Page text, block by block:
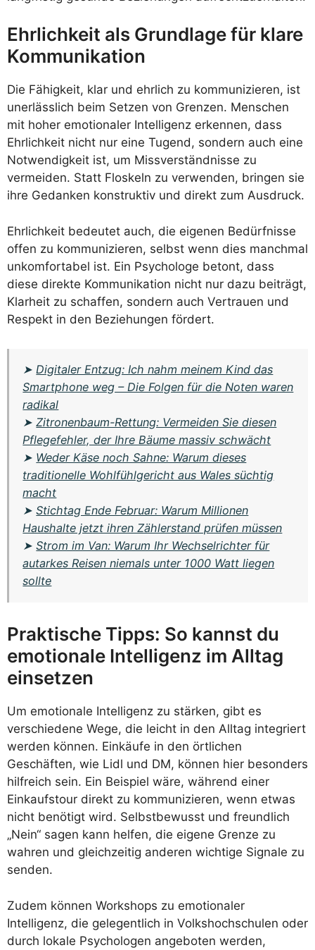
Ehrlichkeit als Grundlage für klare
Kommunikation
Die Fähigkeit, klar und ehrlich zu kommunizieren, ist
unerlässlich beim Setzen von Grenzen. Menschen
mit hoher emotionaler Intelligenz erkennen, dass
Ehrlichkeit nicht nur eine Tugend, sondern auch eine
Notwendigkeit ist, um Missverständnisse zu
vermeiden. Statt Floskeln zu verwenden, bringen sie
ihre Gedanken konstruktiv und direkt zum Ausdruck.
Ehrlichkeit bedeutet auch, die eigenen Bedürfnisse
offen zu kommunizieren, selbst wenn dies manchmal
unkomfortabel ist. Ein Psychologe betont, dass
diese direkte Kommunikation nicht nur dazu beiträgt,
Klarheit zu schaffen, sondern auch Vertrauen und
Respekt in den Beziehungen fördert.
➤Digitaler Entzug: Ich nahm meinem Kind das
Smartphone weg – Die Folgen für die Noten waren
radikal
➤Zitronenbaum-Rettung: Vermeiden Sie diesen
Pflegefehler, der Ihre Bäume massiv schwächt
➤ Weder Käse noch Sahne: Warum dieses
traditionelle Wohlfühlgericht aus Wales süchtig
macht
➤Stichtag Ende Februar: Warum Millionen
Haushalte jetzt ihren Zählerstand prüfen müssen
➤Strom im Van: Warum Ihr Wechselrichter für
autarkes Reisen niemals unter 1000 Watt liegen
sollte
Praktische Tipps: So kannst du
emotionale Intelligenz im Alltag
einsetzen
Um emotionale Intelligenz zu stärken, gibt es
verschiedene Wege, die leicht in den Alltag integriert
werden können. Einkäufe in den örtlichen
Geschäften, wie Lidl und DM, können hier besonders
hilfreich sein. Ein Beispiel wäre, während einer
Einkaufstour direkt zu kommunizieren, wenn etwas
nicht benötigt wird. Selbstbewusst und freundlich
„Nein“ sagen kann helfen, die eigene Grenze zu
wahren und gleichzeitig anderen wichtige Signale zu
senden.
Zudem können Workshops zu emotionaler
Intelligenz, die gelegentlich in Volkshochschulen oder
durch lokale Psychologen angeboten werden,